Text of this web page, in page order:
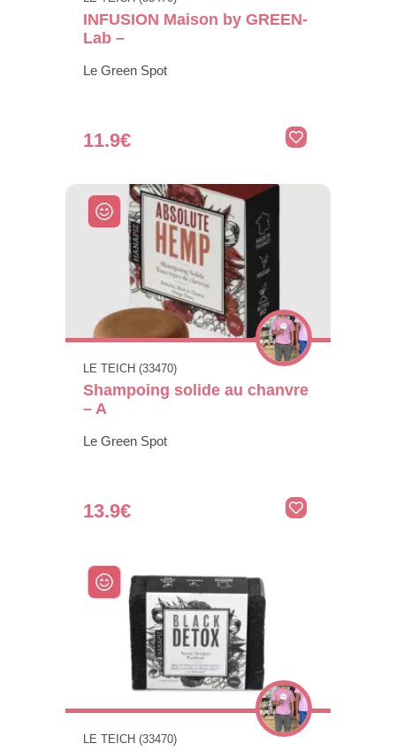
INFUSION Maison by GREEN-
Lab –
Le Green Spot
11.9€
LE TEICH (33470)
Shampoing solide au chanvre
– A
Le Green Spot
13.9€
LE TEICH (33470)